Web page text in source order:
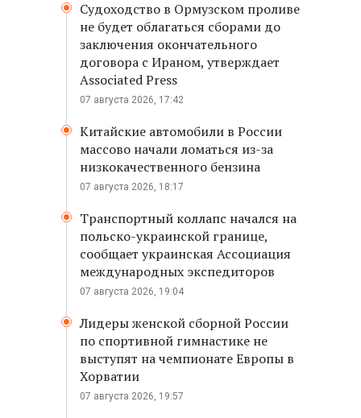
Судоходство в Ормузском проливе
не будет облагаться сборами до
заключения окончательного
договора с Ираном, утверждает
Associated Press
07 августа 2026, 17:42
Китайские автомобили в России
массово начали ломаться из-за
низкокачественного бензина
07 августа 2026, 18:17
Транспортный коллапс начался на
польско-украинской границе,
сообщает украинская Ассоциация
международных экспедиторов
07 августа 2026, 19:04
Лидеры женской сборной России
по спортивной гимнастике не
выступят на чемпионате Европы в
Хорватии
07 августа 2026, 19:57